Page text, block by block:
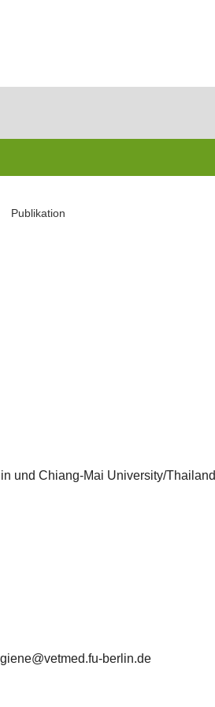
Publikation
und Chiang-Mai University/Thailand
berlin.de